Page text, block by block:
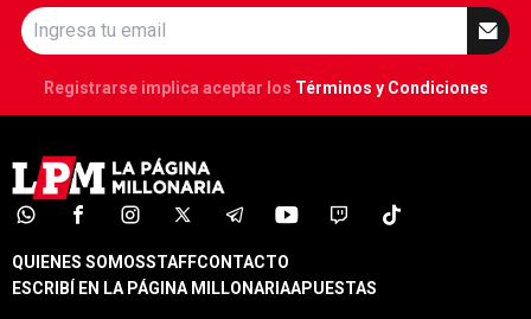
Registrarse implica aceptar los Términos y Condiciones
QUIENES SOMOSSTAFFCONTACTO
ESCRIBÍ EN LA PÁGINA MILLONARIAAPUESTAS